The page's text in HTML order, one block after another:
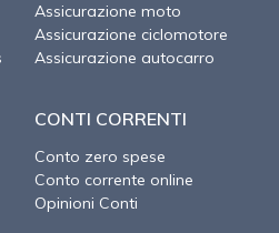
Assicurazione moto
Assicurazione ciclomotore
Assicurazione autocarro
CONTI CORRENTI
Conto zero spese
Conto corrente online
Opinioni Conti